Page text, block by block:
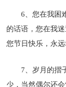
6、您在我困
的话语，您在我
您节日快乐，永远
7、岁月的摺
少，当然偶尔还